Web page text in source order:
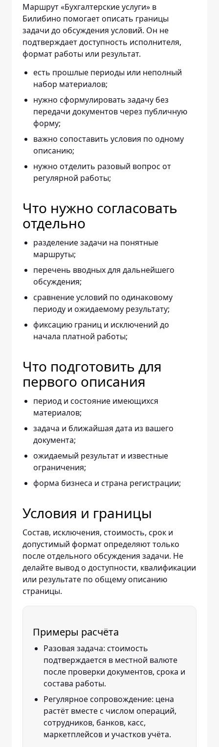
Маршрут «Бухгалтерские услуги» в
Билибино помогает описать границы
задачи до обсуждения условий. Он не
подтверждает доступность исполнителя,
формат работы или результат.
есть прошлые периоды или неполный
набор материалов;
нужно сформулировать задачу без
передачи документов через публичную
форму;
важно сопоставить условия по одному
описанию;
нужно отделить разовый вопрос от
регулярной работы;
Что нужно согласовать
отдельно
разделение задачи на понятные
маршруты;
перечень вводных для дальнейшего
обсуждения;
сравнение условий по одинаковому
периоду и ожидаемому результату;
фиксацию границ и исключений до
начала платной работы;
Что подготовить для
первого описания
период и состояние имеющихся
материалов;
задача и ближайшая дата из вашего
документа;
ожидаемый результат и известные
ограничения;
форма бизнеса и страна регистрации;
Условия и границы
Состав, исключения, стоимость, срок и
допустимый формат определяют только
после отдельного обсуждения задачи. Не
делайте вывод о доступности, квалификации
или результате по общему описанию
страницы.
Примеры расчёта
Разовая задача: стоимость
подтверждается в местной валюте
после проверки документов, срока и
состава работы.
Регулярное сопровождение: цена
растёт вместе с числом операций,
сотрудников, банков, касс,
маркетплейсов и участков учёта.